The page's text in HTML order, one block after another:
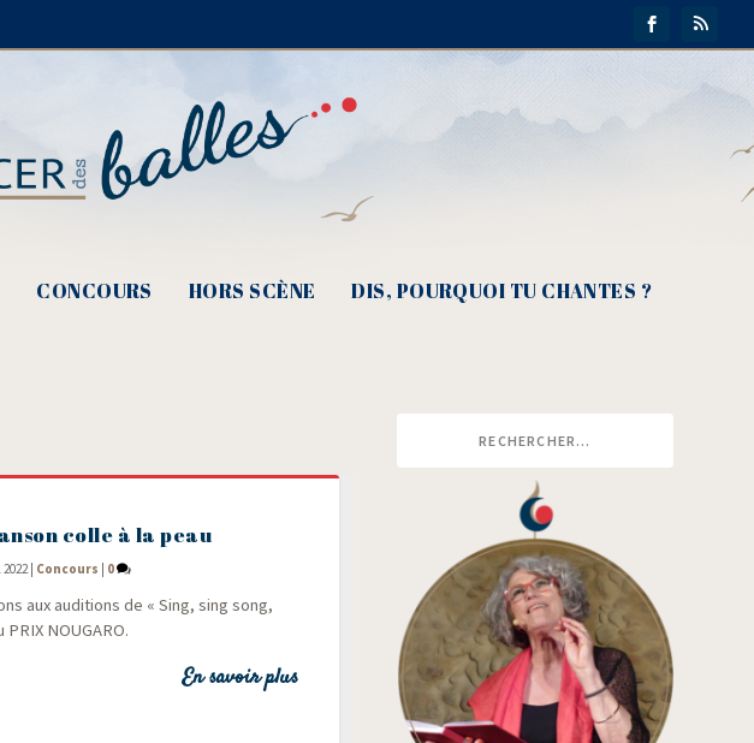
CONCOURS HORS SCÈNE DIS, POURQUOI TU CHANTES ?
colle à la peau
| Concours 0
aux audi­tions de « Sing, sing song,
NOUGARO.
En savoir plus